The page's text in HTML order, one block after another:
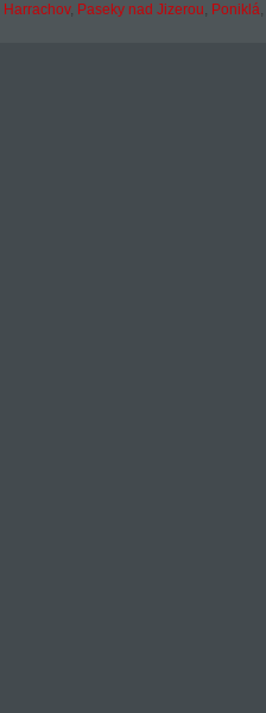
Harrachov, Paseky nad Jizerou, Poniklá,